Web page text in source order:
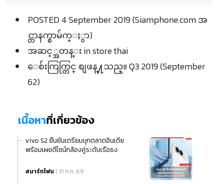
POSTED 4 September 2019 (Siamphone.com အ
င္တာနက္စာမ်က္ႏွာ)
အဆင့္အတန္း in store thai
ေစ်းကြက္တြင္ စျဖန္႔သည္။ Q3 2019 (September
62)
เนื้อหาที่เกี่ยวข้อง
vivo S2 ยืนยันเตรียมบุกตลาดอินเดีย
พร้อมเผยดีไซน์กล้องคู่ระดับเรือธง
สมาร์ทโฟน | 31 ก.ค. 69